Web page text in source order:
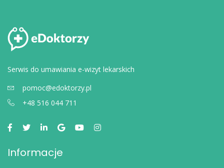
Serwis do umawiania e-wizyt lekarskich
pomoc@edoktorzy.pl
+48 516 044 711
Informacje